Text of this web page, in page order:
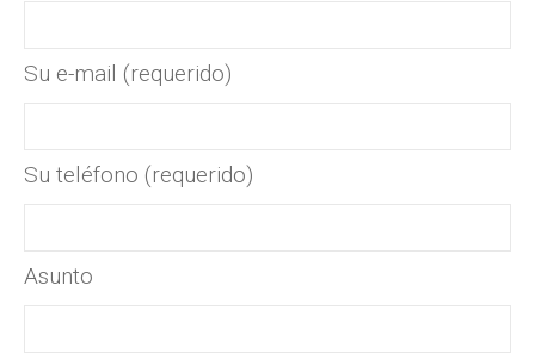
Su e-mail (requerido)
Su teléfono (requerido)
Asunto